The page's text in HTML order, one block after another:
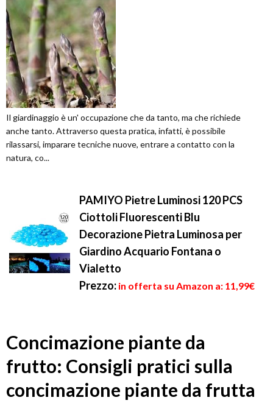
Il giardinaggio è un' occupazione che da tanto, ma che richiede
anche tanto. Attraverso questa pratica, infatti, è possibile
rilassarsi, imparare tecniche nuove, entrare a contatto con la
natura, co...
PAMIYO Pietre Luminosi 120 PCS
Ciottoli Fluorescenti Blu
Decorazione Pietra Luminosa per
Giardino Acquario Fontana o
Vialetto
Prezzo: in offerta su Amazon a: 11,99€
Concimazione piante da
frutto: Consigli pratici sulla
concimazione piante da frutta